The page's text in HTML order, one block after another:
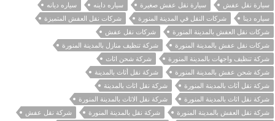
سيارة نقل عفش
سيارة نقل عفش صغيرة سياره داينه
سياره ديانه
سياره دينا
شركات النقل في المدينة المنورة
شركات نقل العفش المتميزة
شركات نقل العفش بالمدينة المنورة
شركات نقل عفش
شركات نقل عفش بالمدينة المنورة
شركة تنظيف منازل بالمدينة المنورة
شركة تنظيف واجهات بالمدينة المنورة
شركة شحن اثاث
شركة شحن عفش بالمدينة المنورة
شركة نقل أثاث بالمدينة
شركة نقل أثاث بالمدينة المنورة
شركة نقل اثاث بالمدينة
شركة نقل اثاث بالمدينة المنورة
شركة نقل الاثاث بالمدينة المنورة
شركة نقل العفش بالمدينة المنورة
شركة نقل بالمدينة المنورة
شركة نقل عفش